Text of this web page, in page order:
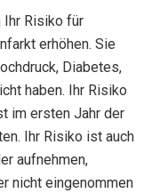
Ihr Risiko für
erhöhen. Sie
Diabetes,
haben. Ihr Risiko
im ersten Jahr der
Ihr Risiko ist auch
aufnehmen,
nicht eingenommen